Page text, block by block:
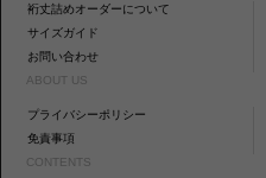
裄丈詰めオーダーについて
サイズガイド
お問い合わせ
ABOUT US
プライバシーポリシー
免責事項
CONTENTS